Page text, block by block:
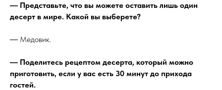
― Представьте, что вы можете оставить лишь один
десерт в мире. Какой вы выберете?
― Медовик.
― Поделитесь рецептом десерта, который можно
приготовить, если у вас есть 30 минут до прихода
гостей.